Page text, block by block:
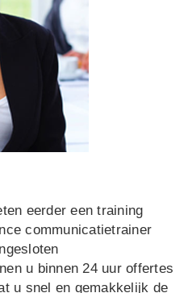
eerder een training
communicatietrainer
u binnen 24 uur offertes
u snel en gemakkelijk de